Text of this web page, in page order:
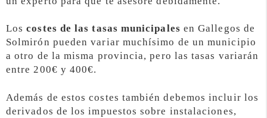
Loscostes de las tasas municipales en Gallegos de
Solmirón pueden variar muchísimo de un municipio
a otro de la misma provincia, pero las tasas variarán
entre 200€ y 400€.
Además de estos costes también debemos incluir los
derivados de los impuestos sobre instalaciones,